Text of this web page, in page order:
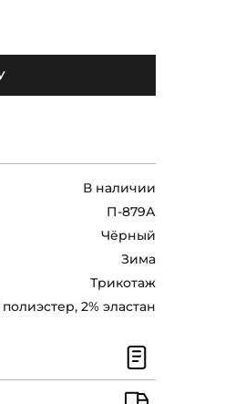
В наличии
П-879А
Чёрный
Зима
Трикотаж
2% эластан